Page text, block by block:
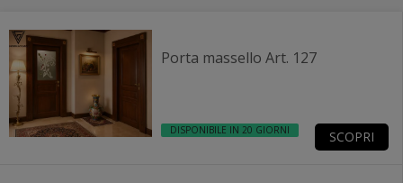
Porta massello Art. 127
DISPONIBILE IN 20 GIORNI SCOPRI